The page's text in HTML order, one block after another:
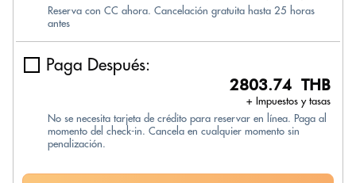
Reserva con CC ahora. Cancelación gratuita hasta 25 horas
antes
Paga Después:
2803.74 THB
+ Impuestos y tasas
No se necesita tarjeta de crédito para reservar en línea. Paga al
momento del check-in. Cancela en cualquier momento sin
penalización.